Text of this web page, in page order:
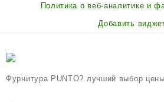
Политика о веб-аналитике и
Добавить
Фурнитура PUNTO? лучший выбор